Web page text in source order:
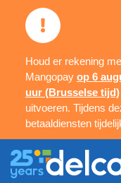
Houd er rekening
Mangopay op 6
uur (Brusselse tijd)
uitvoeren. Tijdens
betaaldiensten